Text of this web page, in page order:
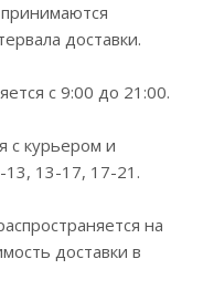
доставки.
с 9:00 до 21:00.
с курьером и
13, 13-17, 17-21.
на
доставки в